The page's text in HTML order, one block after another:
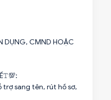
DỤNG, CMND HOẶC
trợ sang tên, rút hồ sơ,